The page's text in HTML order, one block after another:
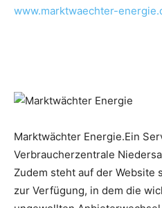
www.marktwaechter-
Marktwächter Energie.Ein
Verbraucherzentrale
Zudem steht auf der Website
zur Verfügung, in dem die